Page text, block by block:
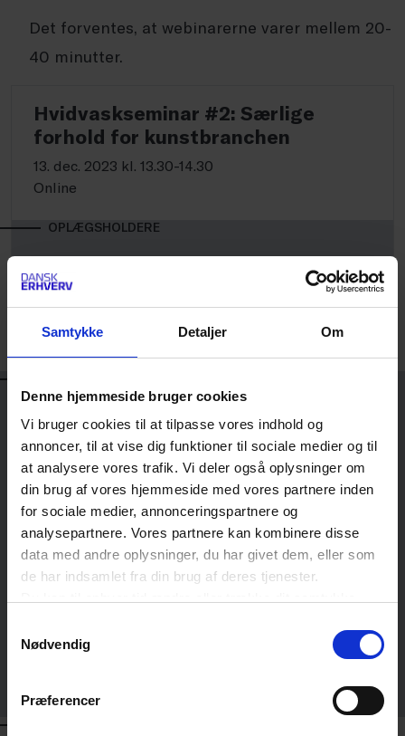
Samtykke Detaljer Om
Denne hjemmeside bruger cookies
Vi bruger cookies til at tilpasse vores indhold og
annoncer, til at vise dig funktioner til sociale medier og til
at analysere vores trafik. Vi deler også oplysninger om
din brug af vores hjemmeside med vores partnere inden
for sociale medier, annonceringspartnere og
analysepartnere. Vores partnere kan kombinere disse
data med andre oplysninger, du har givet dem, eller som
de har indsamlet fra din brug af deres tjenester.
hjørne på websitet.
Nødvendig
Præferencer
Det forventes, at webinarerne varer mellem 20-
40 minutter.
Hvidvaskseminar #2: Særlige
forhold for kunstbranchen
13. dec. 2023 kl. 13.30-14.30
Online
OPLÆGSHOLDERE
Michael Folmer Wessman
FAGCHEF FOR KULTUR
Michael Folmer Wessman
FAGCHEF FOR KULTUR
DANSK ERHVERV
Martin Ammé Olesen
ERHVERVSSTYRELSEN